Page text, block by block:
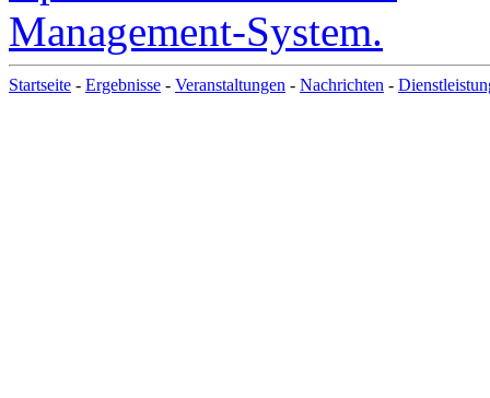
Startseite - Ergebnisse - Veranstaltungen - Nachrichten -